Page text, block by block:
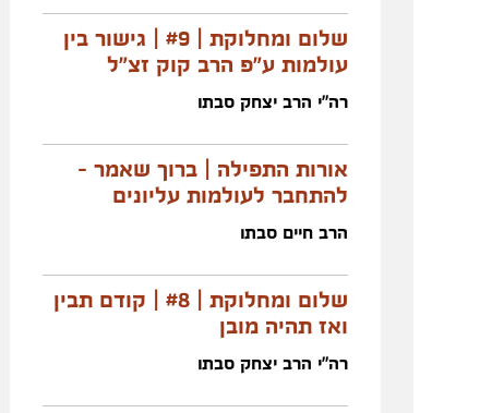
שלום ומחלוקת | #9 | גישור בין
עולמות ע"פ הרב קוק זצ"ל
רה"י הרב יצחק סבתו
אורות התפילה | ברוך שאמר -
להתחבר לעולמות עליונים
הרב חיים סבתו
שלום ומחלוקת | #8 | קודם תבין
ואז תהיה מובן
רה"י הרב יצחק סבתו